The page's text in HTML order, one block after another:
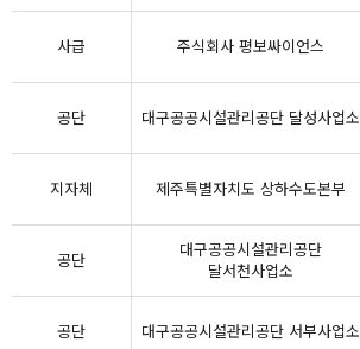
사급 주식회사 평보싸이언스
공단 대구공공시설관리공단 달성사업소
지자체 제주특별자치도 상하수도본부
공단
대구공공시설관리공단
달서천사업소
공단 대구공공시설관리공단 서부사업소